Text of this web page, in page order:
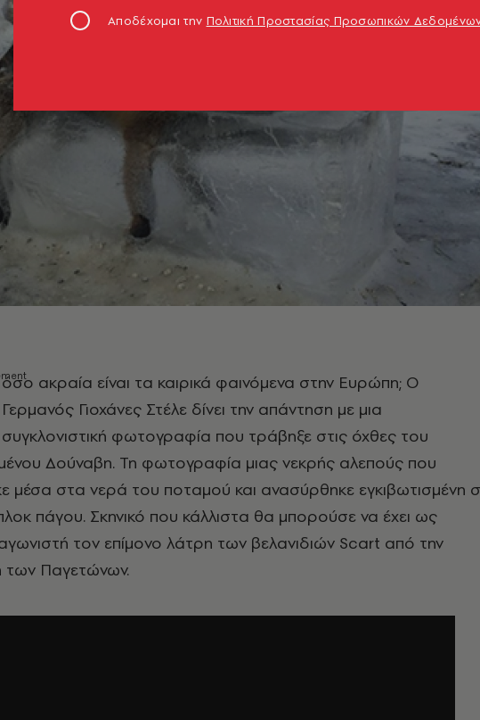
όσο ακραία είναι τα καιρικά φαινόμενα στην Ευρώπη; Ο
Γερμανός Γιοχάνες Στέλε δίνει την απάντηση με μια
συγκλονιστική φωτογραφία που τράβηξε στις όχθες του
Δούναβη. Τη φωτογραφία μιας νεκρής αλεπούς που
μέσα στα νερά του ποταμού και ανασύρθηκε εγκιβωτισμένη
πάγου. Σκηνικό που κάλλιστα θα μπορούσε να έχει ως
τον επίμονο λάτρη των βελανιδιών Scart από την
των Παγετώνων.
Αποδέχομαι την Πολιτική Προστασίας Προσωπικών